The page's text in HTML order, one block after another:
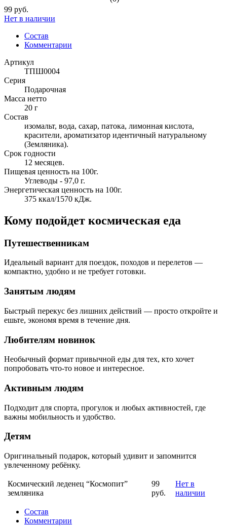
99 руб.
Нет в наличии
Состав
Комментарии
Артикул
ТПШ0004
Серия
Подарочная
Масса нетто
20 г
Состав
изомальт, вода, сахар, патока, лимонная кислота,
красители, ароматизатор идентичный натуральному
(Земляника).
Срок годности
12 месяцев.
Пищевая ценность на 100г.
Углеводы - 97,0 г.
Энергетическая ценность на 100г.
375 ккал/1570 кДж.
Кому подойдет космическая еда
Путешественникам
Идеальный вариант для поездок, походов и перелетов —
компактно, удобно и не требует готовки.
Занятым людям
Быстрый перекус без лишних действий — просто откройте и
ешьте, экономя время в течение дня.
Любителям новинок
Необычный формат привычной еды для тех, кто хочет
попробовать что-то новое и интересное.
Активным людям
Подходит для спорта, прогулок и любых активностей, где
важны мобильность и удобство.
Детям
Оригинальный подарок, который удивит и запомнится
увлеченному ребёнку.
Космический леденец “Космопит”
земляника
99
руб.
Нет в
наличии
Состав
Комментарии